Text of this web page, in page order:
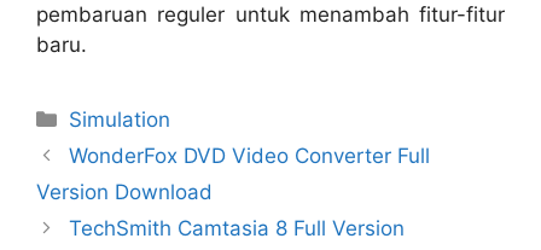
pembaruan reguler untuk menambah fitur-fitur
baru.
Categories
Simulation
WonderFox DVD Video Converter Full
Version Download
TechSmith Camtasia 8 Full Version